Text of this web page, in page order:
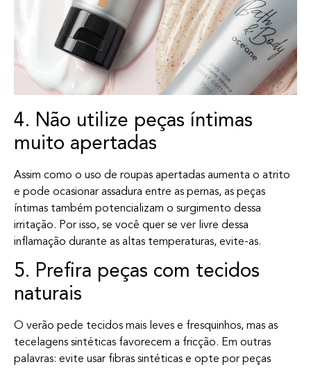
4. Não utilize peças íntimas
muito apertadas
Assim como o uso de roupas apertadas aumenta o atrito
e pode ocasionar assadura entre as pernas, as peças
íntimas também potencializam o surgimento dessa
irritação. Por isso, se você quer se ver livre dessa
inflamação durante as altas temperaturas, evite-as.
5. Prefira peças com tecidos
naturais
O verão pede tecidos mais leves e fresquinhos, mas as
tecelagens sintéticas favorecem a fricção. Em outras
palavras: evite usar fibras sintéticas e opte por peças